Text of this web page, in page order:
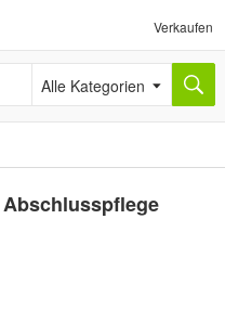
Verkaufen
Alle Kategorien
Abschlusspflege